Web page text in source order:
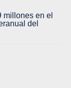
millones en el
del